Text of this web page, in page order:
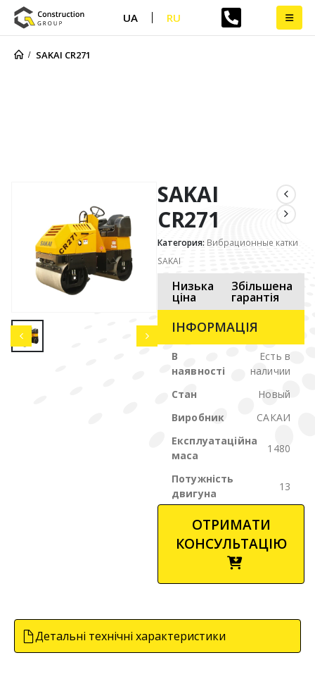
UA RU
SAKAI CR271
SAKAI
CR271
Категория: Вибрационные катки
SAKAI
Низька
ціна
Збільшена
гарантія
ІНФОРМАЦІЯ
В
наявності
Есть в
наличии
Стан
Новый
Виробник
САКАИ
Експлуатаційна
маса
1480
Потужність
двигуна
13
ОТРИМАТИ
КОНСУЛЬТАЦІЮ
Детальні технічні характеристики